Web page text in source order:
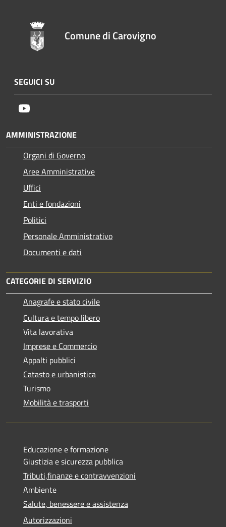
Comune di Carovigno
SEGUICI SU
AMMINISTRAZIONE
Organi di Governo
Aree Amministrative
Uffici
Enti e fondazioni
Politici
Personale Amministrativo
Documenti e dati
CATEGORIE DI SERVIZIO
Anagrafe e stato civile
Cultura e tempo libero
Vita lavorativa
Imprese e Commercio
Appalti pubblici
Catasto e urbanistica
Turismo
Mobilità e trasporti
Educazione e formazione
Giustizia e sicurezza pubblica
Tributi,finanze e contravvenzioni
Ambiente
Salute, benessere e assistenza
Autorizzazioni